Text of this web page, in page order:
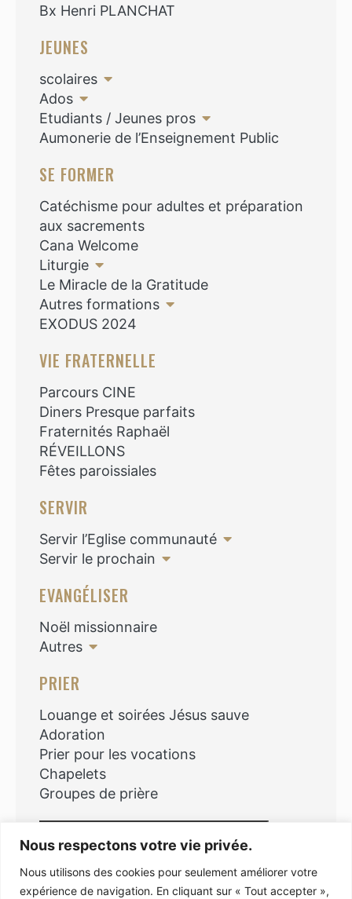
Nous respectons votre vie privée.
Nous utilisons des cookies pour seulement améliorer votre
expérience de navigation. En cliquant sur « Tout accepter »,
Bx Henri PLANCHAT
JEUNES
scolaires
Ados
Etudiants / Jeunes pros
Aumonerie de l’Enseignement Public
SE FORMER
Catéchisme pour adultes et préparation
aux sacrements
Cana Welcome
Liturgie
Le Miracle de la Gratitude
Autres formations
EXODUS 2024
VIE FRATERNELLE
Parcours CINE
Diners Presque parfaits
Fraternités Raphaël
RÉVEILLONS
Fêtes paroissiales
SERVIR
Servir l’Eglise communauté
Servir le prochain
EVANGÉLISER
Noël missionnaire
Autres
PRIER
Louange et soirées Jésus sauve
Adoration
Prier pour les vocations
Chapelets
Groupes de prière